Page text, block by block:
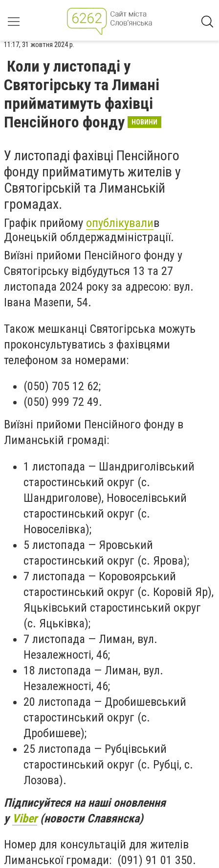
11:17, 31 жовтня 2024 р.
Коли у листопаді у
Святогірську та Лимані
прийматимуть фахівці
Пенсійного фонду
НОВИНИ
У листопаді фахівці Пенсійного
фонду прийматимуть жителів у
Святогірській та Лиманській
громадах.
Графік прийому опублікувалив
Донецькій облдержадміністрації.
Виїзні прийоми Пенсійного фонду у
Святогірську відбудуться 13 та 27
листопада 2024 року за адресою: вул.
Івана Мазепи, 54.
Також мешканці Святогірська можуть
проконсультуватись з фахівцями
телефоном за номерами:
(050) 705 12 62;
(050) 999 72 49.
Виїзні прийоми Пенсійного фонду в
Лиманській громаді:
1 листопада — Шандриголівський‌
старостинський округ (с.
Шандриголове), Новоселівський
старостинський округ (с.
Новоселівка);
5 листопада — Яровський
старостинський округ (с. Ярова);
7 листопада — Коровоярський
старостинський округ (с. Коровій Яр),
Яцьківський старостинський округ
(с. Яцьківка);
7 листопада — Лиман, вул.
Незалежності, 46;
18 листопада — Лиман, вул.
Незалежності, 46;
20 листопада — Дробишевський
старостинський округ (с.
Дробишеве);
25 листопада — Рубцівський‌
старостинський‌ округ (с. Рубці, с.
Лозова).
Підписуйтеся на наші оновлення
у Viber(новости Славянска)
Номер для консультацій для жителів
Лиманської громади: (091) 91 01 350.